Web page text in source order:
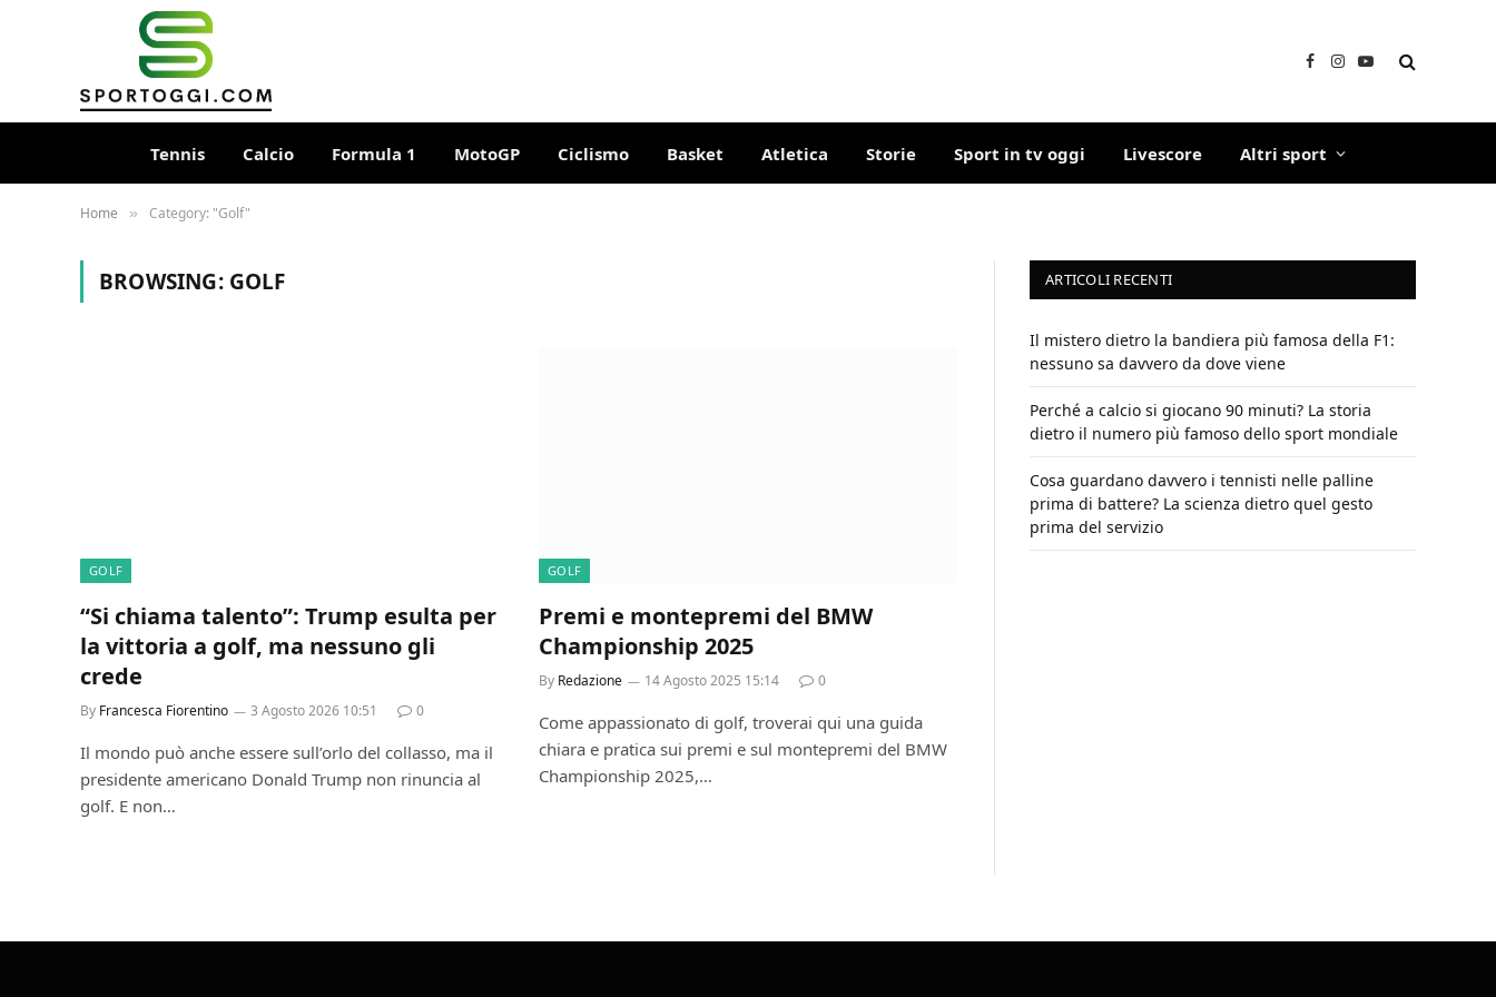
Facebook
Instagram
YouTube
Tennis Calcio Formula 1 MotoGP Ciclismo Basket Atletica Storie Sport in tv oggi Livescore Altri sport
Home » Category: "Golf"
BROWSING: GOLF
GOLF
“Si chiama talento”: Trump esulta per
la vittoria a golf, ma nessuno gli
crede
By Francesca Fiorentino 3 Agosto 2026 10:51 0
Il mondo può anche essere sull’orlo del collasso, ma il
presidente americano Donald Trump non rinuncia al
golf. E non…
GOLF
Premi e montepremi del BMW
Championship 2025
By Redazione 14 Agosto 2025 15:14 0
Come appassionato di golf, troverai qui una guida
chiara e pratica sui premi e sul montepremi del BMW
Championship 2025,…
ARTICOLI RECENTI
Il mistero dietro la bandiera più famosa della F1:
nessuno sa davvero da dove viene
Perché a calcio si giocano 90 minuti? La storia
dietro il numero più famoso dello sport mondiale
Cosa guardano davvero i tennisti nelle palline
prima di battere? La scienza dietro quel gesto
prima del servizio